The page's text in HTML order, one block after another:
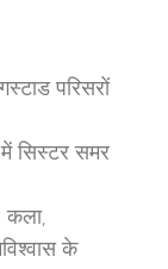
परिसरों
सिस्टर समर
कला,
के